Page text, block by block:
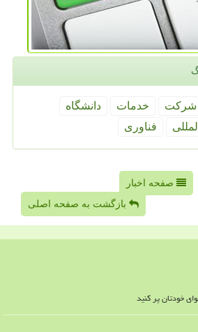
شركت خدمات
دانشگاه
فناوری
صفحه اخبار
بازگشت به صفحه اصلی
خودتان پر کنید